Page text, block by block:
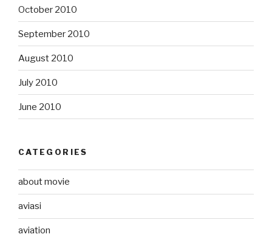
October 2010
September 2010
August 2010
July 2010
June 2010
CATEGORIES
about movie
aviasi
aviation